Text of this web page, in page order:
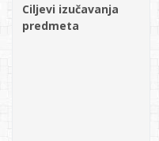
Ciljevi izučavanja
predmeta